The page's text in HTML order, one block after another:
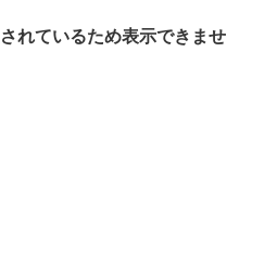
れているため表示できませ